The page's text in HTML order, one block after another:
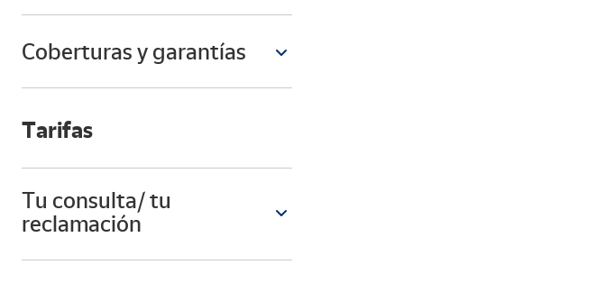
Coberturas y garantías
Tarifas
Tu consulta/ tu
reclamación